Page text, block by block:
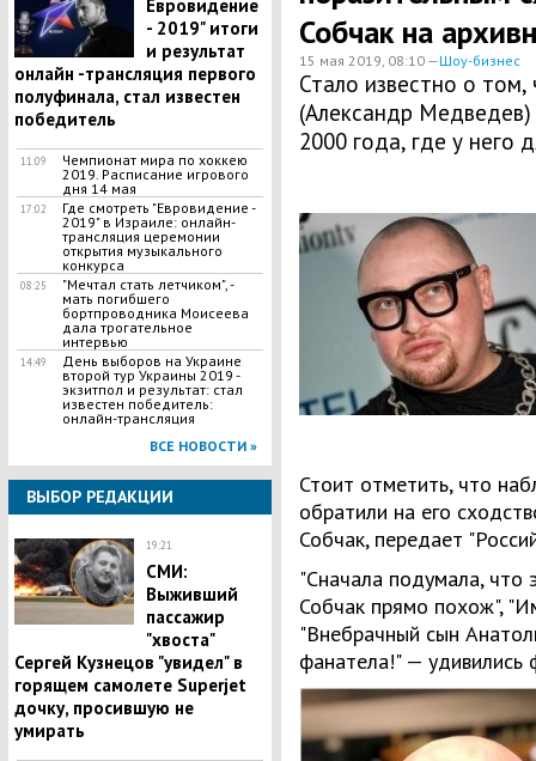
Евровидение
- 2019" итоги
и результат
онлайн -трансляция первого
полуфинала, стал известен
победитель
11:09
Чемпионат мира по хоккею
2019. Расписание игрового
дня 14 мая
17:02
​Где смотреть "Евровидение -
2019" в Израиле: онлайн-
трансляция церемонии
открытия музыкального
конкурса
08:25
"Мечтал стать летчиком", -
мать погибшего
бортпроводника Моисеева
дала трогательное
интервью
14:49
День выборов на Украине
второй тур Украины 2019 -
экзитпол и результат: стал
известен победитель:
онлайн-трансляция
ВСЕ НОВОСТИ »
ВЫБОР РЕДАКЦИИ
19:21
СМИ:
Выживший
пассажир
"хвоста"
Сергей Кузнецов "увидел" в
горящем самолете Superjet
дочку, просившую не
умирать
Собчак на
15 мая 2019, 08:10 —Шоу-бизнес
Стало известно о
(Александр
2000 года, где у него
Стоит отметить, что
обратили на его
Собчак, передает
"Сначала подумала, что
Собчак прямо похож",
"Внебрачный сын
фанатела!" — удивились